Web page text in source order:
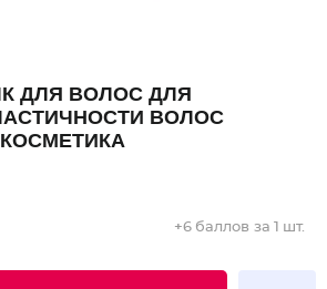
ДЛЯ ВОЛОС ДЛЯ
ВОЛОС
+6 баллов за 1 шт.